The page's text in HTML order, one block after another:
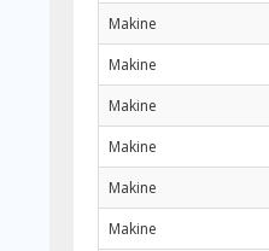
Makine
Makine
Makine
Makine
Makine
Makine